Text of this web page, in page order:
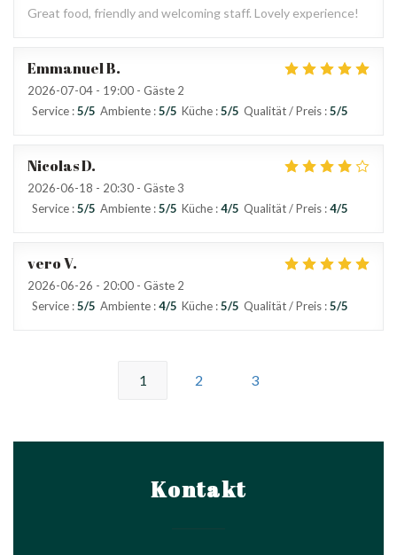
Great food, friendly and welcoming staff. Lovely experience!
EmmanuelB
2026-07-04 - 19:00 - Gäste 2
Service :5/5 Ambiente :5/5 Küche :5/5 Qualität / Preis :5/5
NicolasD
2026-06-18 - 20:30 - Gäste 3
Service :5/5 Ambiente :5/5 Küche :4/5 Qualität / Preis :4/5
veroV
2026-06-26 - 20:00 - Gäste 2
Service :5/5 Ambiente :4/5 Küche :5/5 Qualität / Preis :5/5
1 2 3
Kontakt